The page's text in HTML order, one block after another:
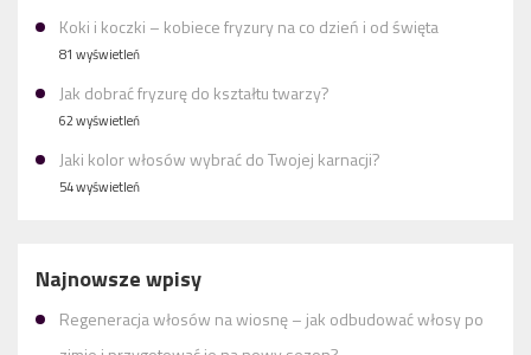
Koki i koczki – kobiece fryzury na co dzień i od święta
81 wyświetleń
Jak dobrać fryzurę do kształtu twarzy?
62 wyświetleń
Jaki kolor włosów wybrać do Twojej karnacji?
54 wyświetleń
Najnowsze wpisy
Regeneracja włosów na wiosnę – jak odbudować włosy po